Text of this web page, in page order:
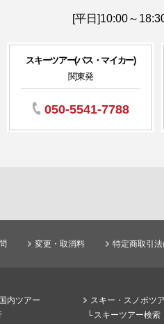
[平日]10:00～
スキーツアー(バス・マイカー)
関東発
050-5541-7788
変更・取消料 特定商取引
内ツアー
スキー・スノボツ
スキーツアー検索